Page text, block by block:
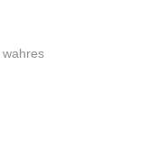
wahres